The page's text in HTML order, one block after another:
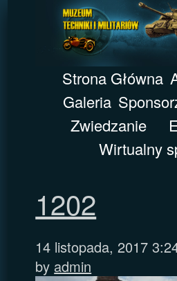
Strona Główna
Galeria
Zwiedzanie
Wirtualny
1202
14 listopada, 2017
by admin